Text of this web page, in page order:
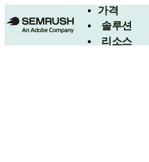
가격
솔루션
리소스